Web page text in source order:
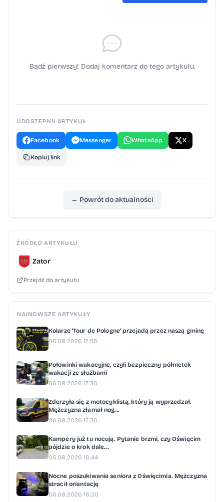
Bądź pierwszy! Dodaj komentarz do tego artykułu.
UDOSTĘPNIJ ARTYKUŁ
Facebook Messenger WhatsApp X
Kopiuj link
← Powrót do aktualności
ŹRÓDŁO ARTYKUŁU
Zator
Przejdź do artykułu
NAJNOWSZE ARTYKUŁY
Kolarze ‘Tour de Pologne’ przejadą przez naszą gminę
06.08.2026 17:55
Połowinki wakacyjne, czyli bezpieczny półmetek
wakacji ze służbami
06.08.2026 17:30
Zderzyła się z motocyklistą, który ją wyprzedzał.
Mężczyzna złamał nog...
06.08.2026 17:30
Kampery już tu nocują. Pytanie brzmi, czy Oświęcim
pójdzie o krok dale...
06.08.2026 16:44
Nocne poszukiwania seniora z Oświęcimia. Mężczyzna
stracił orientację
06.08.2026 16:30